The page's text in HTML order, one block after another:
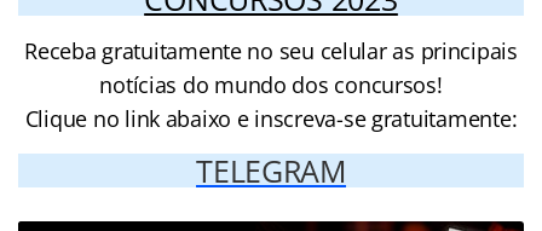
Receba gratuitamente no seu celular as principais
notícias do mundo dos concursos!
Clique no link abaixo e inscreva-se gratuitamente:
TELEGRAM